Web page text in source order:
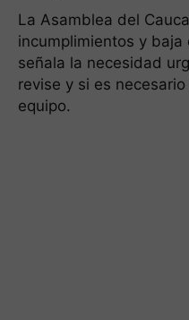
La Asamblea del
incumplimientos y baja
señala la necesidad
revise y si es
equipo.